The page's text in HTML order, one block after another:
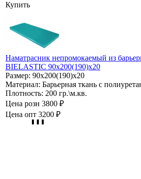
Купить
Наматрасник непромокаемый из
BIELASTIC 90х200(190)х20
Размер: 90х200(190)х20
Материал: Барьерная ткань с
Плотность: 200 гр.\м.кв.
Цена розн 3800 ₽
Цена опт 3200 ₽